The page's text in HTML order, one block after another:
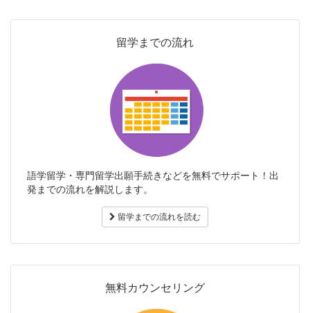
留学までの流れ
語学留学・専門留学出願手続きなどを無料でサポート！出
発までの流れを解説します。
留学までの流れを読む
無料カウンセリング